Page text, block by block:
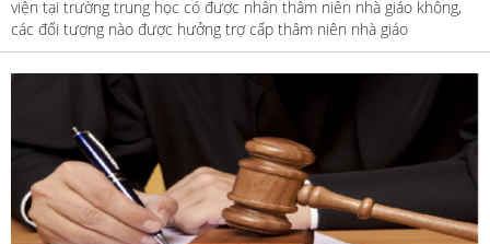
viện tại trường trung học có được nhân thâm niên nhà giáo không,
các đối tượng nào được hưởng trợ cấp thâm niên nhà giáo